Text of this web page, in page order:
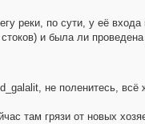
реки, по сути, у её
и была ли
не поленитесь,
там грязи от новых